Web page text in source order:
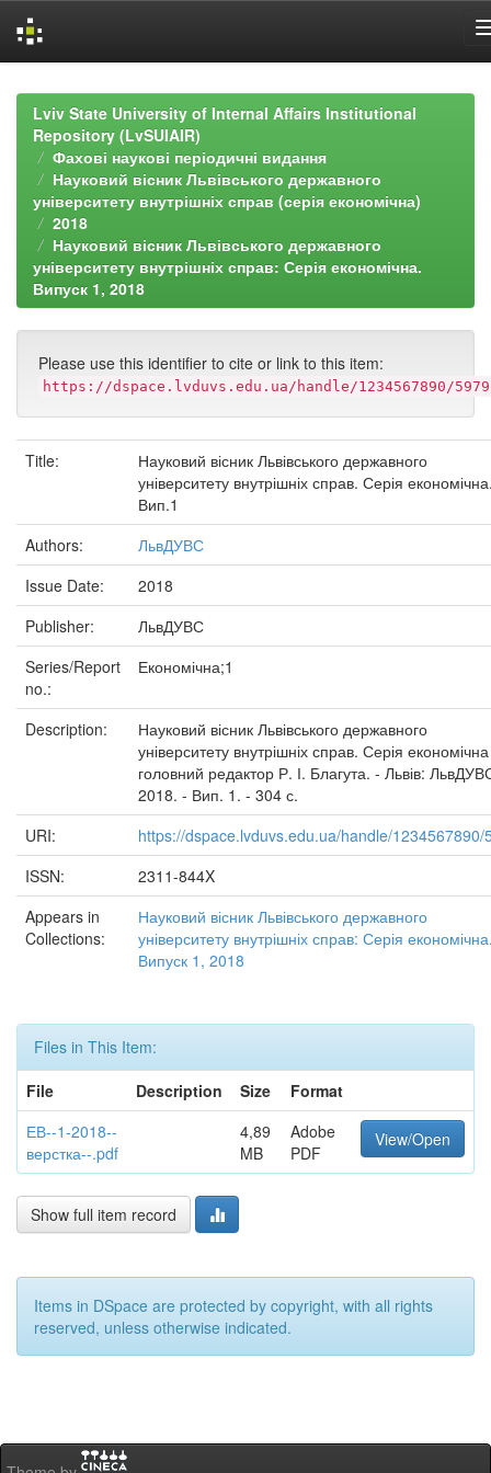
navigationLviv State University of Internal Affairs Institutional
Repository (LvSUIAIR)
Фахові наукові періодичні видання
Науковий вісник Львівського державного
університету внутрішніх справ (серія економічна)
2018
Науковий вісник Львівського державного
університету внутрішніх справ: Серія економічна.
Випуск 1, 2018
Please use this identifier to cite or link to this item:
https://dspace.lvduvs.edu.ua/handle/1234567890/5979
Title:
Науковий вісник Львівського державного
університету внутрішніх справ. Серія
Вип.1
Authors:
ЛьвДУВС
Issue Date:
2018
Publisher:
ЛьвДУВС
Series/Report
no.:
Економічна;1
Description:
Науковий вісник Львівського державного
університету внутрішніх справ. Серія
головний редактор Р. І. Благута. - Львів:
2018. - Вип. 1. - 304 с.
URI:
https://dspace.lvduvs.edu.ua/handle/1234567890/
ISSN:
2311-844X
Appears in
Collections:
Науковий вісник Львівського державного
університету внутрішніх справ: Серія
Випуск 1, 2018
Files in This Item:
File
Description Size
Format
ЕВ--1-2018--
верстка--.pdf
4,89
MB
Adobe
PDF
View/Open
Show full item record
Items in DSpace are protected by copyright, with all rights
reserved, unless otherwise indicated.